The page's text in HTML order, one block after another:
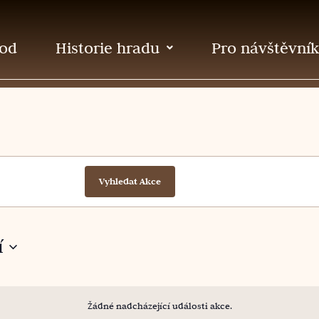
Historie hradu Pro
Žádné nadcházející události akce.
Vyhledat Akce